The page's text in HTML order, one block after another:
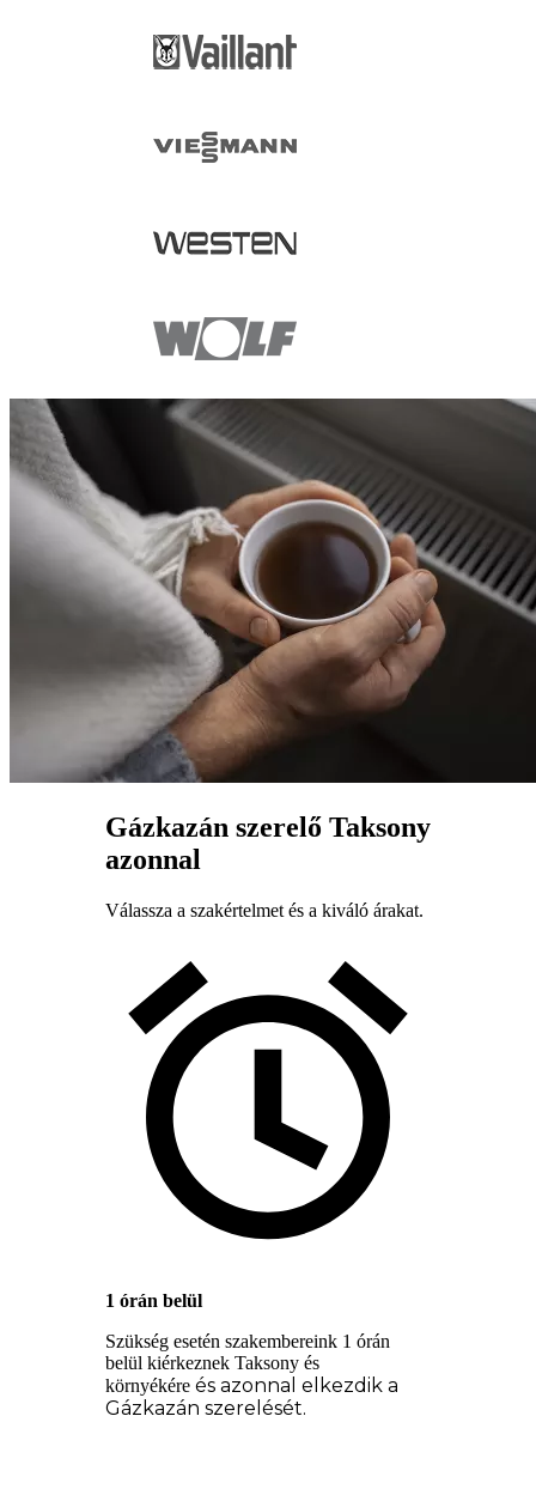
Gázkazán szerelő Taksony
azonnal
Válassza a szakértelmet és a kiváló árakat.
1 órán belül
Szükség esetén szakembereink 1 órán
belül kiérkeznek Taksony és
környékére és azonnal elkezdik a
Gázkazán szerelését.